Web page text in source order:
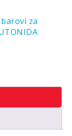
za